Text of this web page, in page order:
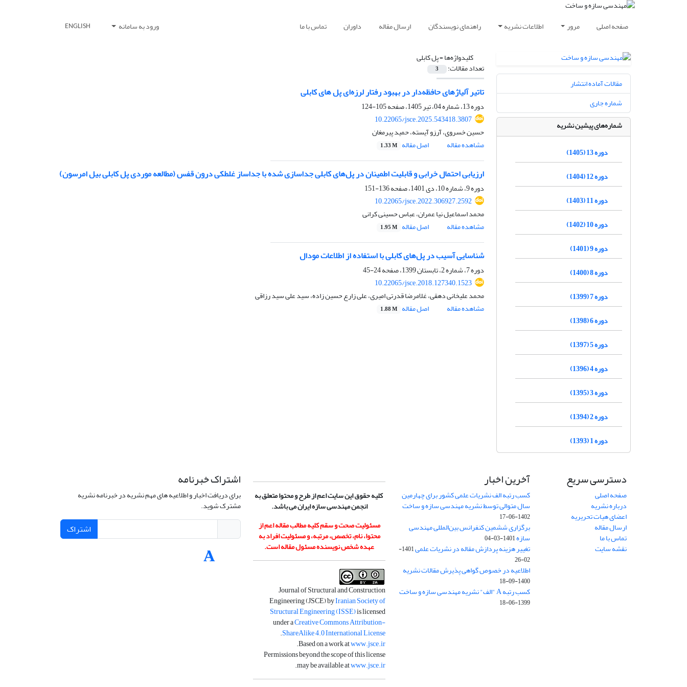
صفحه اصلی مرور اطلاعات نشریه راهنمای نویسندگان ارسال مقاله داوران تماس با ما ورود به سامانه ENGLISH
کلیدواژه‌ها =پل کابلی
تعداد مقالات: 3
تاتیر آلیاژهای حافظه‌دار در بهبود رفتار لرزه‌ای پل های کابلی
دوره 13، شماره 04، تیر 1405، صفحه
105-124
10.22065/jsce.2025.543418.3807
حسین خسروی، آرزو آیسته، حمید پیرمغان
مشاهده مقاله
اصل مقاله 1.33 M
ارزیابی احتمال خرابی و قابلیت اطمینان در پل‌های کابلی جداسازی شده با جداساز غلطکی درون قفس (مطالعه موردی پل کابلی بیل امرسون)
دوره 9، شماره 10، دی 1401، صفحه
136-151
10.22065/jsce.2022.306927.2592
محمد اسماعیل نیا عمران، عباس حسینی کرانی
مشاهده مقاله
اصل مقاله 1.95 M
شناسایی آسیب در پل‌های کابلی با استفاده از اطلاعات مودال
دوره 7، شماره 2، تابستان 1399، صفحه
24-45
10.22065/jsce.2018.127340.1523
محمد علیخانی دهقی، غلامرضا قدرتی امیری، علی زارع حسین زاده، سید علی سید رزاقی
مشاهده مقاله
اصل مقاله 1.88 M
مقالات آماده انتشار
شماره جاری
شماره‌های پیشین نشریه
دوره 13 (1405)
دوره 12 (1404)
دوره 11 (1403)
دوره 10 (1402)
دوره 9 (1401)
دوره 8 (1400)
دوره 7 (1399)
دوره 6 (1398)
دوره 5 (1397)
دوره 4 (1396)
دوره 3 (1395)
دوره 2 (1394)
دوره 1 (1393)
دسترسی سریع
صفحه اصلی
درباره نشریه
اعضای هیات تحریریه
ارسال مقاله
تماس با ما
نقشه سایت
آخرین اخبار
کسب رتبه الف نشریات علمی کشور برای چهارمین
سال متوالی توسط نشریه مهندسی سازه و ساخت
1402-06-17
برگزاری ششمین کنفرانس بین‌المللی مهندسی
سازه1401-03-04
تغییر هزینه پردازش مقاله در نشریات علمی
1401-
02-26
اطلاعیه در خصوص گواهی پذیرش مقالات نشریه
1400-09-18
کسب رتبه A "الف" نشریه مهندسی سازه و ساخت
1399-06-18
کلیه حقوق این سایت اعم از طرح و محتوا متعلق به
انجمن مهندسی سازه ایران می باشد.
مسئولیت صحت و سقم کلیه مطالب مقاله اعم از
محتوا، نام، تخصص، مرتبه، و مسئولیت افراد به
عهده شخص نویسنده مسئول مقاله است.
Journal of Structural and Construction
Engineering (JSCE) byIranian Society of
Structural Engineering (ISSE)is licensed
under aCreative Commons Attribution-
ShareAlike 4.0 International License
.
Based on a work atwww.jsce.ir
.
Permissions beyond the scope of this license
may be available atwww.jsce.ir
.
اشتراک خبرنامه
برای دریافت اخبار و اطلاعیه های مهم نشریه در خبرنامه نشریه
مشترک شوید.
اشتراک